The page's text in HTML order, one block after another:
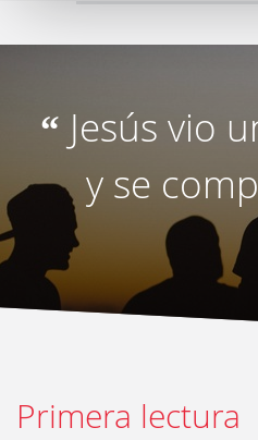
“ Jesús vio
y se
Primera lectura